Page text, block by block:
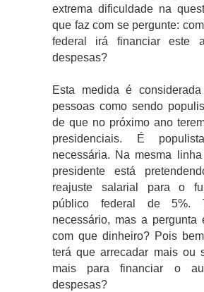
extrema dificuldade na
que faz com se pergunte:
federal irá financiar este
despesas?
Esta medida é
pessoas como sendo
de que no próximo ano
presidenciais. É
necessária. Na mesma
presidente está
reajuste salarial para o
público federal de 5%.
necessário, mas a pergunta
com que dinheiro? Pois
terá que arrecadar mais ou
mais para financiar o
despesas?